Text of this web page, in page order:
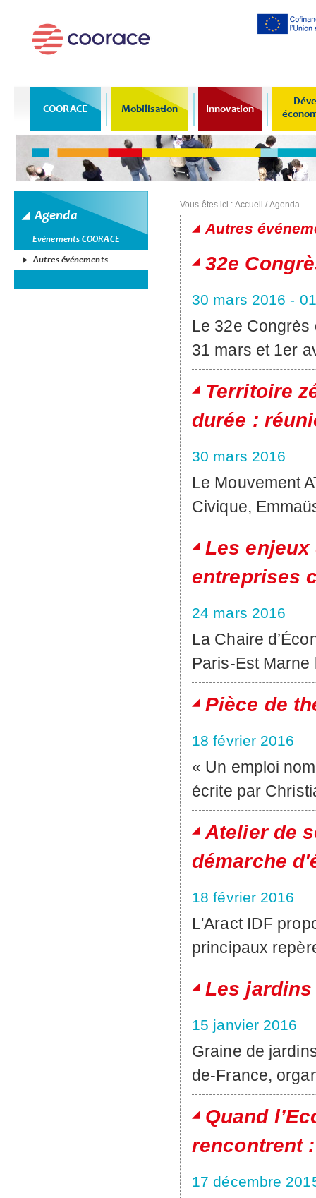
COORACE Mobilisation Innovation
Agenda
Evénements COORACE
Autres événements
Vous êtes ici : Accueil /Agenda
Autres
32e
30 mars 2016 -
Le 32e Congrès
31 mars et 1er
Territoire
durée :
30 mars 2016
Le Mouvement
Civique,
Les
entreprises
24 mars 2016
La Chaire
Paris-Est
Pièce de
18 février 2016
« Un emploi
écrite par
Atelier de
démarche
18 février 2016
L'Aract IDF
principaux
Les
15 janvier 2016
Graine de
de-France,
Quand
rencontrent
17 décembre
Pages
Pages